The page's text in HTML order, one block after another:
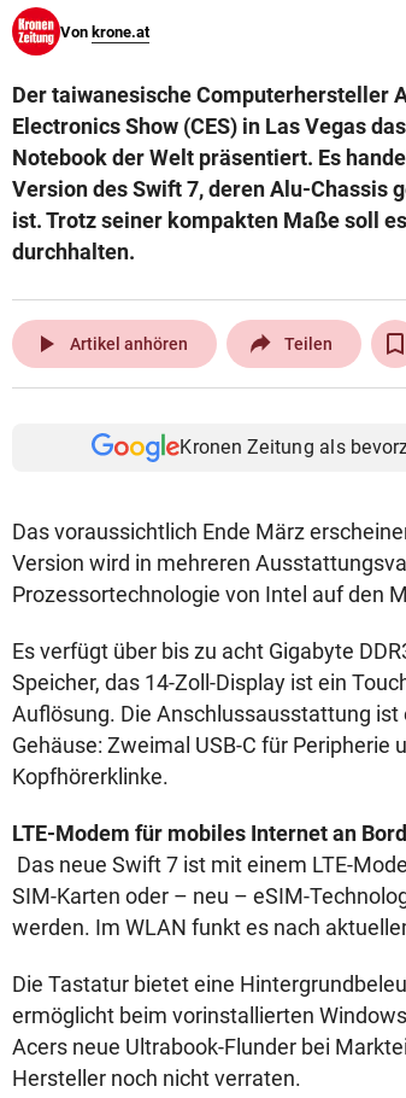
© Krone Multimedia GmbH & Co KG 2026
Von krone.at
Der taiwanesische Computerhersteller
Electronics Show (CES) in Las Vegas
Notebook der Welt präsentiert. Es
Version des Swift 7, deren Alu-Chassis
ist. Trotz seiner kompakten Maße soll
durchhalten.
play_arrow Artikel anhören Teilen
Kronen Zeitung als
Das voraussichtlich Ende März
Version wird in mehreren
Prozessortechnologie von Intel auf den
Es verfügt über bis zu acht Gigabyte
Speicher, das 14-Zoll-Display ist ein
Auflösung. Die Anschlussausstattung ist
Gehäuse: Zweimal USB-C für Peripherie
Kopfhörerklinke.
LTE-Modem für mobiles Internet an Bord
Das neue Swift 7 ist mit einem LTE-
SIM-Karten oder – neu – eSIM-
werden. Im WLAN funkt es nach
Die Tastatur bietet eine
ermöglicht beim vorinstallierten
Acers neue Ultrabook-Flunder bei
Hersteller noch nicht verraten.